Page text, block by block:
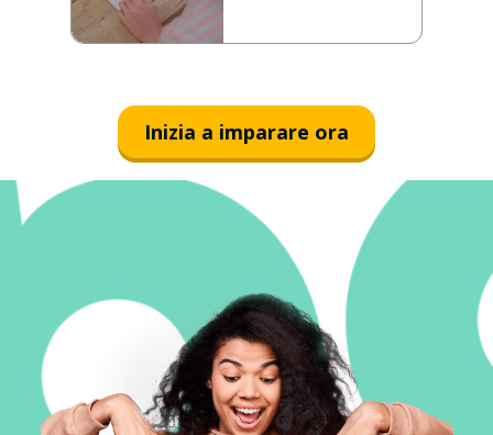
Inizia a imparare ora